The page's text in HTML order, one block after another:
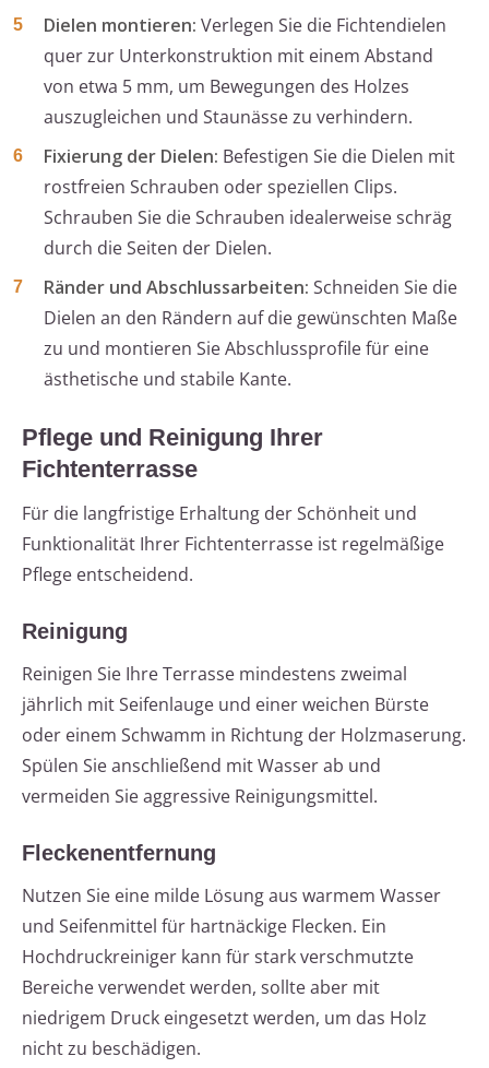
Dielen montieren: Verlegen Sie die Fichtendielen
quer zur Unterkonstruktion mit einem Abstand
von etwa 5 mm, um Bewegungen des Holzes
auszugleichen und Staunässe zu verhindern.
Fixierung der Dielen: Befestigen Sie die Dielen mit
rostfreien Schrauben oder speziellen Clips.
Schrauben Sie die Schrauben idealerweise schräg
durch die Seiten der Dielen.
Ränder und Abschlussarbeiten: Schneiden Sie die
Dielen an den Rändern auf die gewünschten Maße
zu und montieren Sie Abschlussprofile für eine
ästhetische und stabile Kante.
Pflege und Reinigung Ihrer
Fichtenterrasse
Für die langfristige Erhaltung der Schönheit und
Funktionalität Ihrer Fichtenterrasse ist regelmäßige
Pflege entscheidend.
Reinigung
Reinigen Sie Ihre Terrasse mindestens zweimal
jährlich mit Seifenlauge und einer weichen Bürste
oder einem Schwamm in Richtung der Holzmaserung.
Spülen Sie anschließend mit Wasser ab und
vermeiden Sie aggressive Reinigungsmittel.
Fleckenentfernung
Nutzen Sie eine milde Lösung aus warmem Wasser
und Seifenmittel für hartnäckige Flecken. Ein
Hochdruckreiniger kann für stark verschmutzte
Bereiche verwendet werden, sollte aber mit
niedrigem Druck eingesetzt werden, um das Holz
nicht zu beschädigen.